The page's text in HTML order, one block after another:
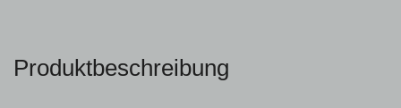
Produktbeschreibung